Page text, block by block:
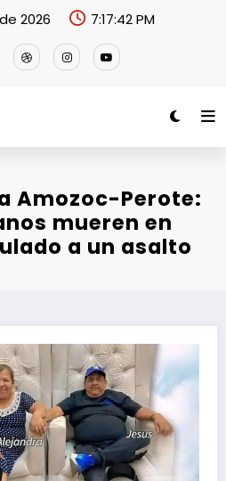
2026 7:17:42 PM
Amozoc-Perote:
mueren en
a un asalto